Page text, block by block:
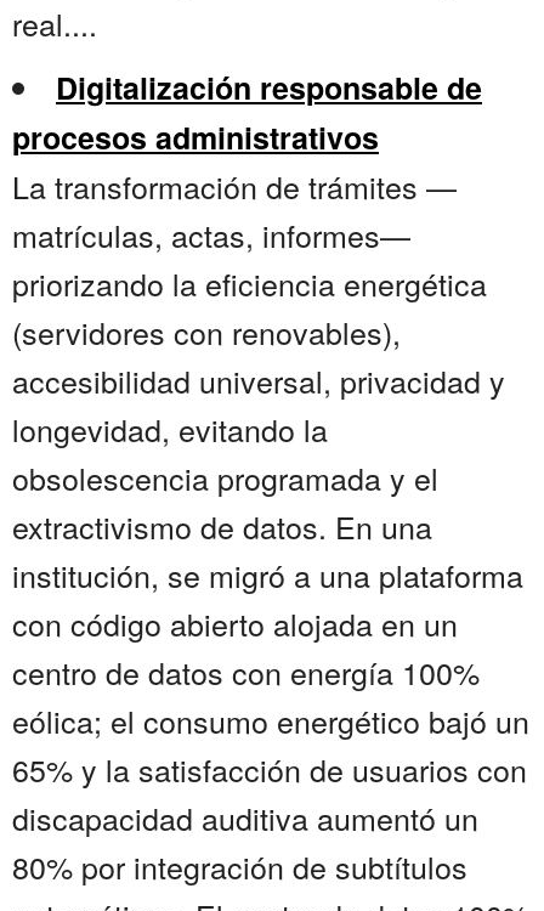
real....
Digitalización responsable de
procesos administrativos
La transformación de trámites —
matrículas, actas, informes—
priorizando la eficiencia energética
(servidores con renovables),
accesibilidad universal, privacidad y
longevidad, evitando la
obsolescencia programada y el
extractivismo de datos. En una
institución, se migró a una plataforma
con código abierto alojada en un
centro de datos con energía 100%
eólica; el consumo energético bajó un
65% y la satisfacción de usuarios con
discapacidad auditiva aumentó un
80% por integración de subtítulos